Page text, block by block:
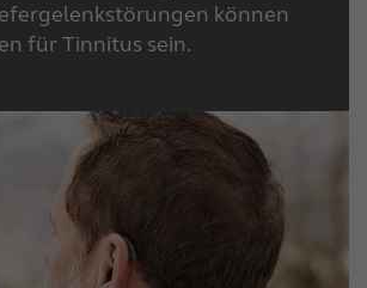
können
für Tinnitus sein.